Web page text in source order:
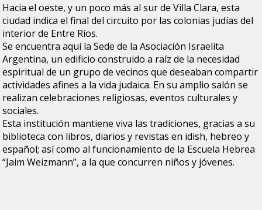
Hacia el oeste, y un poco más al sur de Villa Clara, esta
ciudad indica el final del circuito por las colonias judías del
interior de Entre Ríos.
Se encuentra aquí la Sede de la Asociación Israelita
Argentina, un edificio construido a raíz de la necesidad
espiritual de un grupo de vecinos que deseaban compartir
actividades afines a la vida judaica. En su amplio salón se
realizan celebraciones religiosas, eventos culturales y
sociales.
Esta institución mantiene viva las tradiciones, gracias a su
biblioteca con libros, diarios y revistas en idish, hebreo y
español; así como al funcionamiento de la Escuela Hebrea
“Jaim Weizmann”, a la que concurren niños y jóvenes.